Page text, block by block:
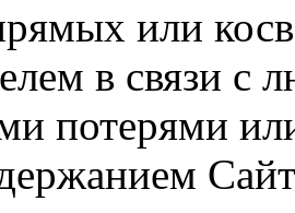
или
в связи
потерями